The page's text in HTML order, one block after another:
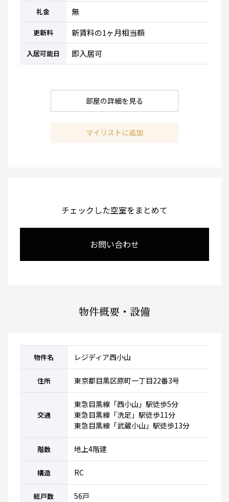
礼金 無
更新料 新賃料の1ヶ月相当額
入居可能日 即入居可
部屋の詳細を見る
マイリストに追加
チェックした空室をまとめて
お問い合わせ
物件概要・設備
物件名 レジディア西小山
住所 東京都目黒区原町一丁目22番3号
交通
東急目黒線「西小山」駅徒歩5分
東急目黒線「洗足」駅徒歩11分
東急目黒線「武蔵小山」駅徒歩13分
階数 地上4階建
構造 RC
総戸数 56戸